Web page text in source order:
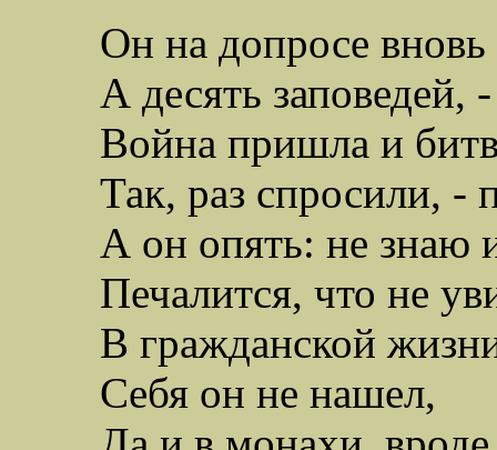
Он на допросе
А десять
Война пришла и
Так, раз спросили, -
А он опять: не знаю
Печалится, что не
В гражданской
Себя он не нашел,